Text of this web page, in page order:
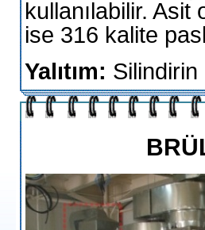
kullanılabilir. Asit
ise 316 kalite
Yalıtım: Silindirin